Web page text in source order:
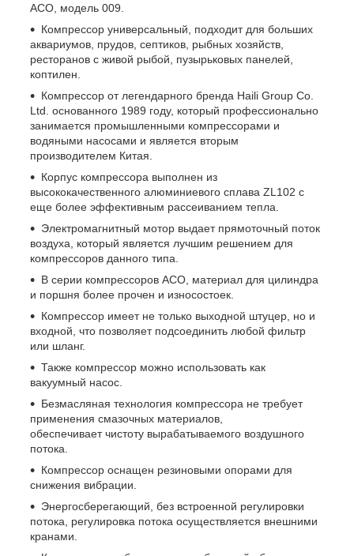
ACO, модель 009.
Компрессор универсальный, подходит для больших
аквариумов, прудов, септиков, рыбных хозяйств,
ресторанов с живой рыбой, пузырьковых панелей,
коптилен.
Компрессор от легендарного бренда Haili Group Co.
Ltd. основанного 1989 году, который профессионально
занимается промышленными компрессорами и
водяными насосами и является вторым
производителем Китая.
Корпус компрессора выполнен из
высококачественного алюминиевого сплава ZL102 с
еще более эффективным рассеиванием тепла.
Электромагнитный мотор выдает прямоточный поток
воздуха, который является лучшим решением для
компрессоров данного типа.
В серии компрессоров ACO, материал для цилиндра
и поршня более прочен и износостоек.
Компрессор имеет не только выходной штуцер, но и
входной, что позволяет подсоединить любой фильтр
или шланг.
Также компрессор можно использовать как
вакуумный насос.
Безмасляная технология компрессора не требует
применения смазочных материалов,
обеспечивает чистоту вырабатываемого воздушного
потока.
Компрессор оснащен резиновыми опорами для
снижения вибрации.
Энергосберегающий, без встроенной регулировки
потока, регулировка потока осуществляется внешними
кранами.